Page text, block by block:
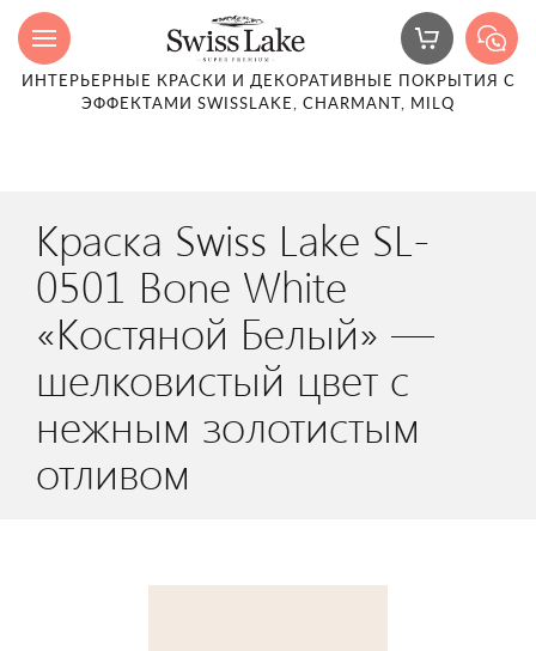
ИНТЕРЬЕРНЫЕ КРАСКИ И ДЕКОРАТИВНЫЕ ПОКРЫТИЯ С
ЭФФЕКТАМИ SWISSLAKE, CHARMANT, MILQ
Краска Swiss Lake SL-
0501 Bone White
«Костяной Белый» —
шелковистый цвет с
нежным золотистым
отливом